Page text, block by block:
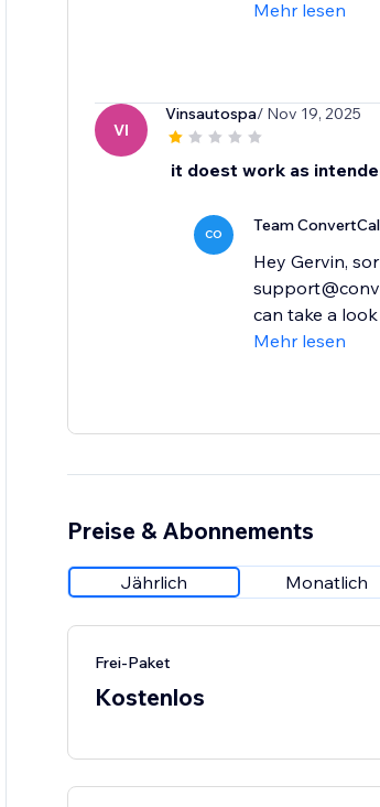
Mehr lesen
VI
Vinsautospa/ Nov 19, 2025
it doest work as
CO Team
Hey Gervin,
can take a look
Mehr lesen
Preise & Abonnements
Jährlich Monatlich
Frei-Paket
Kostenlos